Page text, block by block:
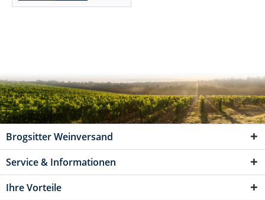
Brogsitter Weinversand
Service & Informationen
Ihre Vorteile